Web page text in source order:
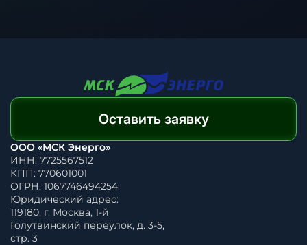
Оставить заявку
ООО «МСК Энерго»
ИНН: 7725567512
КПП: 770601001
ОГРН: 1067746494254
Юридический адрес:
119180, г. Москва, 1-й
Голутвинский переулок, д. 3-5,
стр. 3